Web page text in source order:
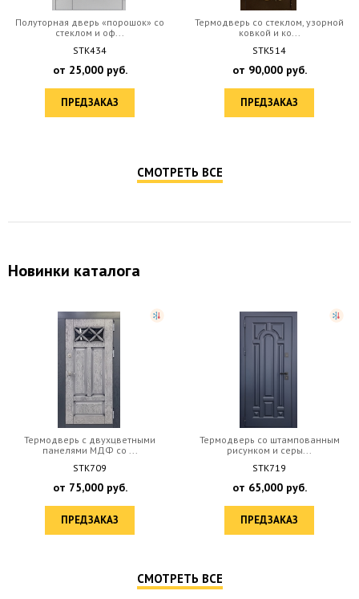
Полуторная дверь «порошок» со
стеклом и оф...
STK434
от 25,000руб.
ПРЕДЗАКАЗ
Термодверь со стеклом, узорной
ковкой и ко...
STK514
от 90,000руб.
ПРЕДЗАКАЗ
СМОТРЕТЬ ВСЕ
Новинки каталога
Термодверь с двухцветными
панелями МДФ со ...
STK709
от 75,000руб.
ПРЕДЗАКАЗ
Термодверь со штампованным
рисунком и серы...
STK719
от 65,000руб.
ПРЕДЗАКАЗ
СМОТРЕТЬ ВСЕ